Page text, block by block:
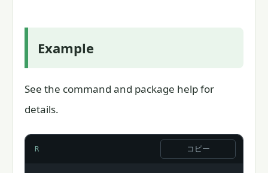
Example
See the command and package help for
details.
R コピー